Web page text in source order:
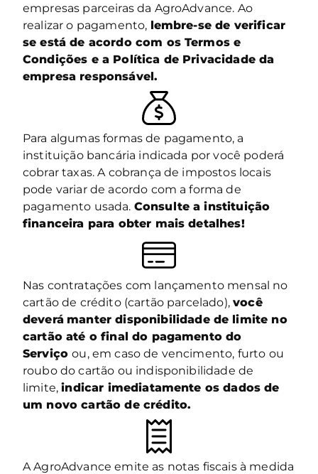
empresas parceiras da AgroAdvance. Ao
realizar o pagamento, lembre-se de verificar
se está de acordo com os Termos e
Condições e a Política de Privacidade da
empresa responsável.
Para algumas formas de pagamento, a
instituição bancária indicada por você poderá
cobrar taxas. A cobrança de impostos locais
pode variar de acordo com a forma de
pagamento usada. Consulte a instituição
financeira para obter mais detalhes!
Nas contratações com lançamento mensal no
cartão de crédito (cartão parcelado),você
deverá manter disponibilidade de limite no
cartão até o final do pagamento do
Serviçoou, em caso de vencimento, furto ou
roubo do cartão ou indisponibilidade de
limite,indicar imediatamente os dados de
um novo cartão de crédito.
A AgroAdvance emite as notas fiscais à medida